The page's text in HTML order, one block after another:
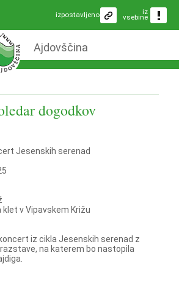
iz
vsebine
izpostavljeno
Ajdovščina
dogodkov
Jesenskih serenad
klet v Vipavskem Križu
iz cikla Jesenskih serenad z
na katerem bo nastopila